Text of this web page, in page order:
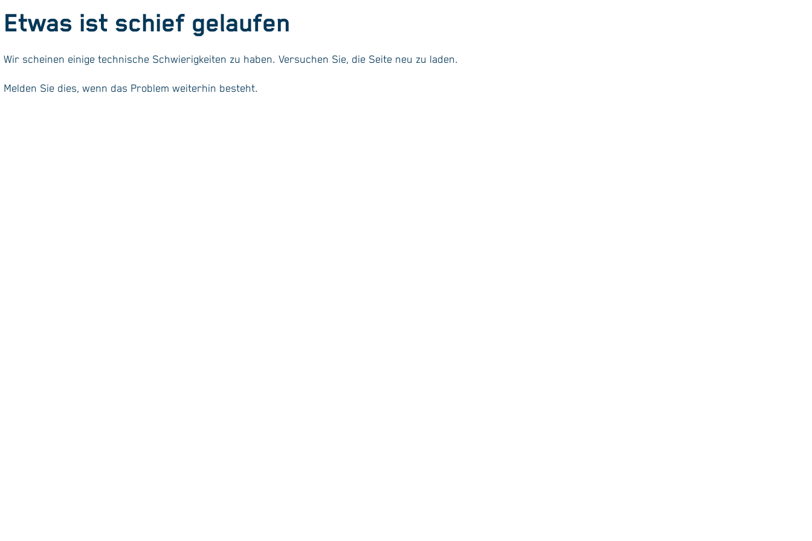
Etwas ist schief gelaufen
Wir scheinen einige technische Schwierigkeiten zu haben. Versuchen Sie, die Seite neu zu laden.
Melden Sie dies, wenn das Problem weiterhin besteht.